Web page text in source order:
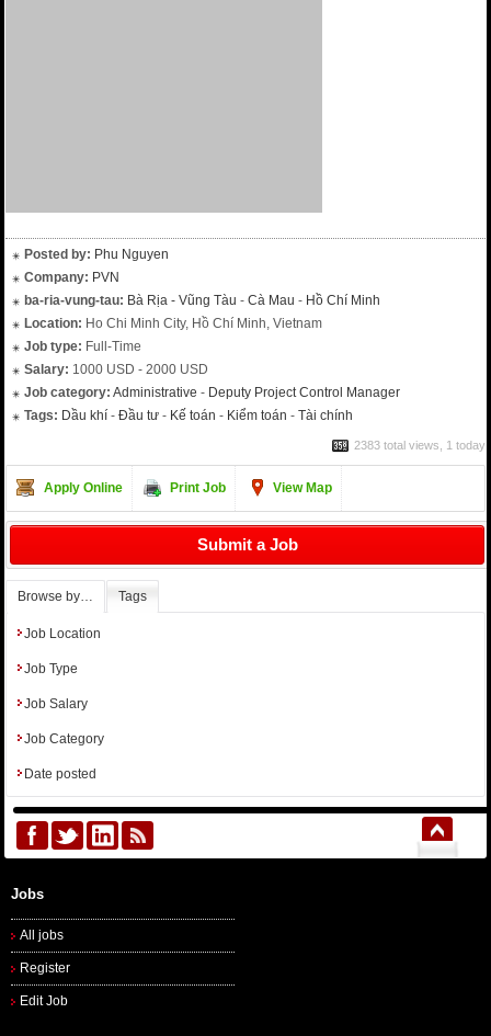
Posted by: Phu Nguyen
Company: PVN
ba-ria-vung-tau: Bà Rịa - Vũng Tàu -Cà Mau - Hồ Chí Minh
Location: Ho Chi Minh City, Hồ Chí Minh, Vietnam
Job type: Full-Time
Salary: 1000 USD - 2000 USD
Job category: Administrative - Deputy Project Control Manager
Tags: Dầu khí -Đầu tư - Kế toán - Kiểm toán -Tài chính
2383 total views, 1 today
Apply Online Print Job View Map
Submit a Job
Browse by… Tags
Job Location
Job Type
Job Salary
Job Category
Date posted
Jobs
All jobs
Register
Edit Job